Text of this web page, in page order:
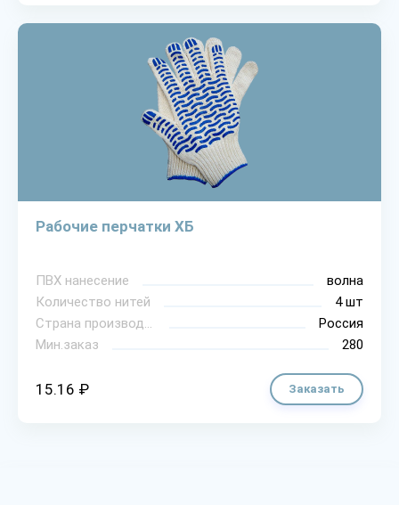
Рабочие перчатки ХБ
ПВХ нанесение
волна
Количество нитей
4 шт
Страна производитель
Россия
Мин.заказ
280
15.16 ₽ Заказать